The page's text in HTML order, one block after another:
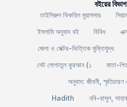
বইয়ের বিভাগ
তাইসিরুল ফিকহিল মুয়াসসার
ইসলামি অনুবাদ বই
বিবিধ
জেলা ও সেক্টর-ভিত্তিক মুক্তিযুদ্ধ
সেট লোগাতুল কুরআন (১
মাতা-
অনুবাদ: জীবনী, স্মৃতিচারণ
Hadith
নবি-রাসুল,